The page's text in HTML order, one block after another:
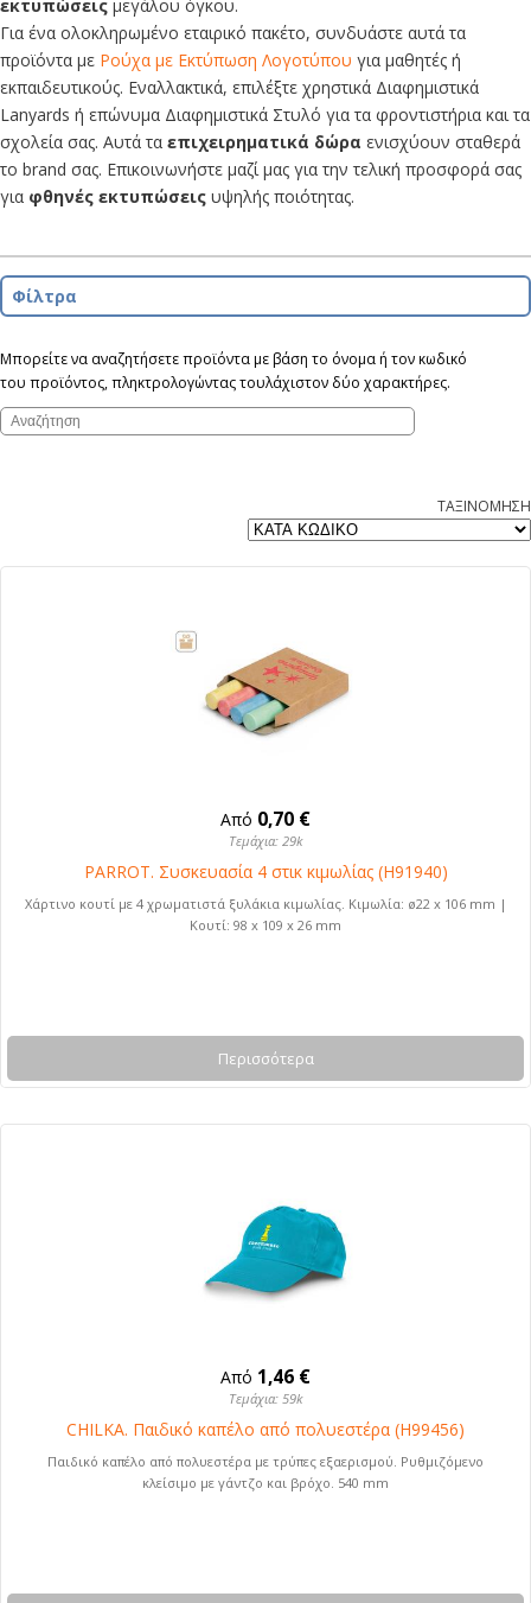
εκτυπώσεις μεγάλου όγκου.
Για ένα ολοκληρωμένο εταιρικό πακέτο, συνδυάστε αυτά τα
προϊόντα με Ρούχα με Εκτύπωση Λογοτύπου για μαθητές ή
εκπαιδευτικούς. Εναλλακτικά, επιλέξτε χρηστικά Διαφημιστικά
Lanyards ή επώνυμα Διαφημιστικά Στυλό για τα φροντιστήρια και τα
σχολεία σας. Αυτά τα επιχειρηματικά δώρα ενισχύουν σταθερά
το brand σας. Επικοινωνήστε μαζί μας για την τελική προσφορά σας
για φθηνές εκτυπώσεις υψηλής ποιότητας.
Φίλτρα
Μπορείτε να αναζητήσετε προϊόντα με βάση το όνομα ή τον κωδικό
του προϊόντος, πληκτρολογώντας τουλάχιστον δύο χαρακτήρες.
ΤΑΞΙΝΟΜΗΣΗ
Από 0,70 €
Τεμάχια: 29k
PARROT. Συσκευασία 4 στικ κιμωλίας (H91940)
Χάρτινο κουτί με 4 χρωματιστά ξυλάκια κιμωλίας. Κιμωλία: ø22 x 106 mm |
Κουτί: 98 x 109 x 26 mm
Περισσότερα
Από 1,46 €
Τεμάχια: 59k
CHILKA. Παιδικό καπέλο από πολυεστέρα (H99456)
Παιδικό καπέλο από πολυεστέρα με τρύπες εξαερισμού. Ρυθμιζόμενο
κλείσιμο με γάντζο και βρόχο. 540 mm